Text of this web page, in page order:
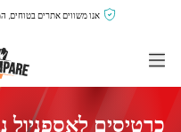
אנו משווים אתרים בטוחים,
כרטיסים לאספניול